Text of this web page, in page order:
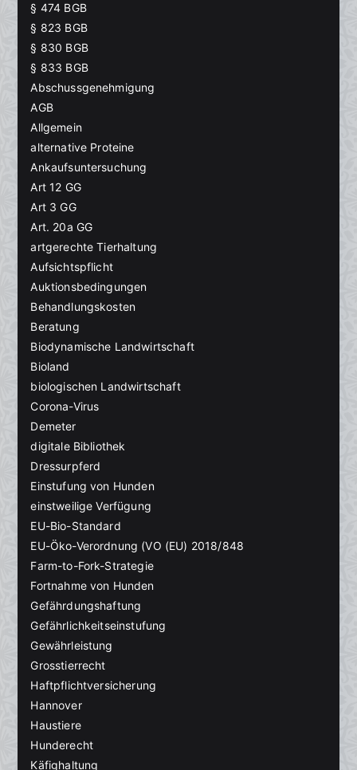
§ 474 BGB
§ 823 BGB
§ 830 BGB
§ 833 BGB
Abschussgenehmigung
AGB
Allgemein
alternative Proteine
Ankaufsuntersuchung
Art 12 GG
Art 3 GG
Art. 20a GG
artgerechte Tierhaltung
Aufsichtspflicht
Auktionsbedingungen
Behandlungskosten
Beratung
Biodynamische Landwirtschaft
Bioland
biologischen Landwirtschaft
Corona-Virus
Demeter
digitale Bibliothek
Dressurpferd
Einstufung von Hunden
einstweilige Verfügung
EU-Bio-Standard
EU-Öko-Verordnung (VO (EU) 2018/848
Farm-to-Fork-Strategie
Fortnahme von Hunden
Gefährdungshaftung
Gefährlichkeitseinstufung
Gewährleistung
Grosstierrecht
Haftpflichtversicherung
Hannover
Haustiere
Hunderecht
Käfighaltung